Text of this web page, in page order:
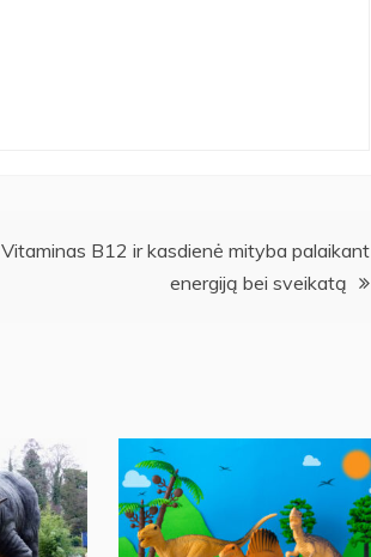
Vitaminas B12 ir kasdienė mityba palaikant
energiją bei sveikatą